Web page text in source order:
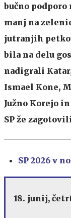
bučno podporo
manj na
jutranjih
bila na delu
nadigrali
Ismael Kone,
Južno Korejo
SP že
SP 2026 v
18. junij,